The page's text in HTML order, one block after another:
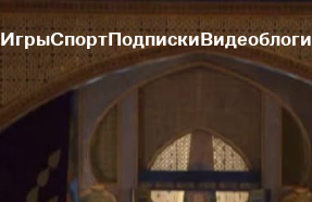
ИгрыСпортПодпискиВидеоблоги